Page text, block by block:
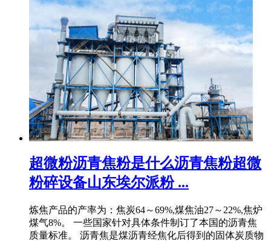
超微粉沥青焦粉是什么沥青焦粉超微
粉碎设备山东埃尔派粉 ...
炼焦产品的产率为：焦炭64～69%,煤焦油27～22%,焦炉
煤气8%。 一些国家针对具体条件制订了本国的沥青焦
质量标准。 沥青焦是煤沥青经焦化后得到的固体炭质物